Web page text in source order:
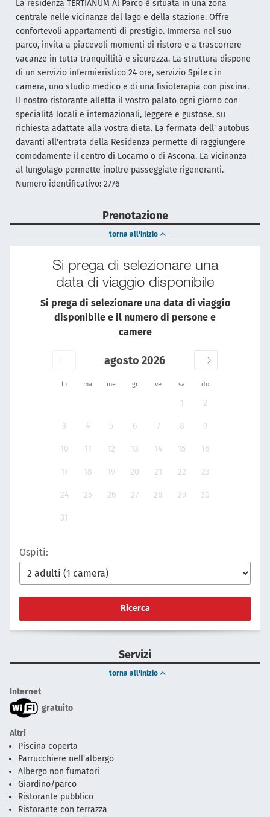
La residenza TERTIANUM Al Parco è situata in una zona
centrale nelle vicinanze del lago e della stazione. Offre
confortevoli appartamenti di prestigio. Immersa nel suo
parco, invita a piacevoli momenti di ristoro e a trascorrere
vacanze in tutta tranquillità e sicurezza. La struttura dispone
di un servizio infermieristico 24 ore, servizio Spitex in
camera, uno studio medico e di una fisioterapia con piscina.
Il nostro ristorante alletta il vostro palato ogni giorno con
specialità locali e internazionali, leggere e gustose, su
richiesta adattate alla vostra dieta. La fermata dell' autobus
davanti all'entrata della Residenza permette di raggiungere
comodamente il centro di Locarno o di Ascona. La vicinanza
al lungolago permette inoltre passeggiate rigeneranti.
Numero identificativo: 2776
Prenotazione
torna all'inizio
Si prega di selezionare una
data di viaggio disponibile
Si prega di selezionare una data di viaggio
disponibile e il numero di persone e
camere
lu ma me gi ve sa do
agosto 2026
1 2
3 4 5 6 7 8 9
10 11 12 13 14 15 16
17 18 19 20 21 22 23
24 25 26 27 28 29 30
31
Ospiti:
Ricerca
Servizi
torna all'inizio
Internet
gratuito
Altri
Piscina coperta
Parrucchiere nell'albergo
Albergo non fumatori
Giardino/parco
Ristorante pubblico
Ristorante con terrazza